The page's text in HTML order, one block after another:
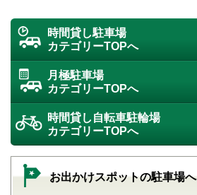
時間貸し駐車場
カテゴリーTOPへ
月極駐車場
カテゴリーTOPへ
時間貸し自転車駐輪場
カテゴリーTOPへ
お出かけスポットの駐車場へ